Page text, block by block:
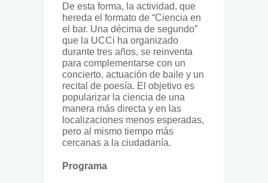
De esta forma, la actividad, que
hereda el formato de “Ciencia en
el bar. Una décima de segundo”
que la UCCi ha organizado
durante tres años, se reinventa
para complementarse con un
concierto, actuación de baile y un
recital de poesía. El objetivo es
popularizar la ciencia de una
manera más directa y en las
localizaciones menos esperadas,
pero al mismo tiempo más
cercanas a la ciudadanía.
Programa